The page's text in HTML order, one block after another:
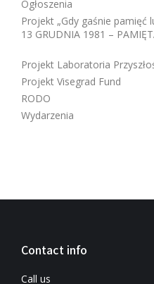
Ogłoszenia
Projekt „Gdy gaśnie pamięć
13 GRUDNIA 1981 –
Projekt Laboratoria
Projekt Visegrad Fund
RODO
Wydarzenia
Contact info
Call us